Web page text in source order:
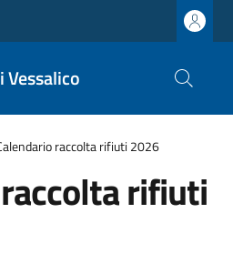
Vessalico
raccolta rifiuti 2026
rifiuti